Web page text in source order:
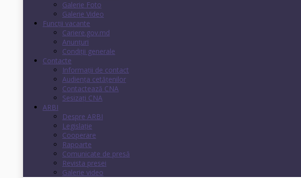
Galerie Foto
Galerie Video
Funcții vacante
Cariere.gov.md
Anunţuri
Condiţii generale
Contacte
Informații de contact
Audienţa cetăţenilor
Contactează CNA
Sesizați CNA
ARBI
Despre ARBI
Legislație
Cooperare
Rapoarte
Comunicate de presă
Revista presei
Galerie video